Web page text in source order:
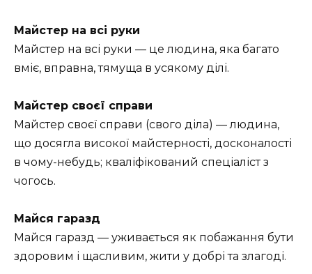
Майстер на всі руки
Майстер на всі руки — це людина, яка багато
вміє, вправна, тямуща в усякому ділі.
Майстер своєї справи
Майстер своєї справи (свого діла) — людина,
що досягла високої майстерності, досконалості
в чому-небудь; кваліфікований спеціаліст з
чогось.
Майся гаразд
Майся гаразд — уживається як побажання бути
здоровим і щасливим, жити у добрі та злагоді.